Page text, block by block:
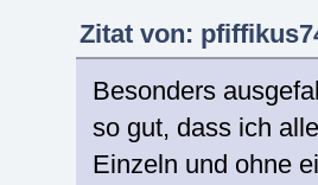
Zitat von:
Besonders
so gut, dass ich
Einzeln und ohne